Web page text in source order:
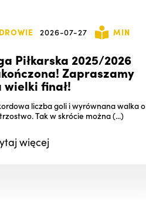
2026-07-27 MIN
Piłkarska 2025/2026
Zapraszamy
wielki finał!
liczba goli i wyrównana walka o
Tak w skrócie można (...)
więcej